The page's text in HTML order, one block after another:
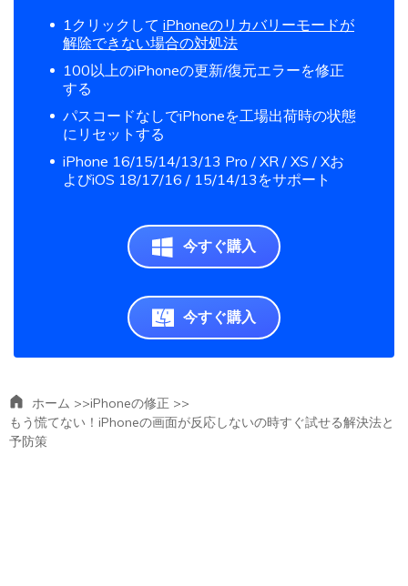
1クリックして iPhoneのリカバリーモードが
解除できない場合の対処法
100以上のiPhoneの更新/復元エラーを修正
する
パスコードなしでiPhoneを工場出荷時の状態
にリセットする
iPhone 16/15/14/13/13 Pro / XR / XS / Xお
よびiOS 18/17/16 / 15/14/13をサポート
今すぐ購入
今すぐ購入
ホーム >>iPhoneの修正 >>
もう慌てない！iPhoneの画面が反応しないの時すぐ試せる解決法と
予防策